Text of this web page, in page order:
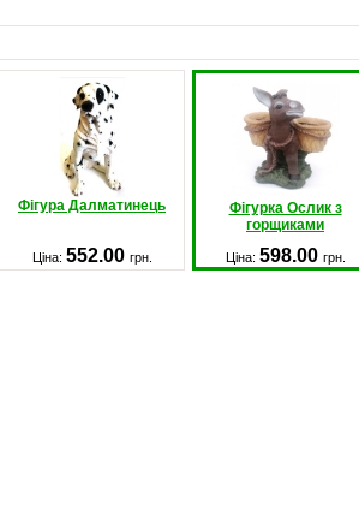
Фігура Далматинець
Фігурка Ослик з
горщиками
Ціна: 552.00 грн. Ціна: 598.00 грн.